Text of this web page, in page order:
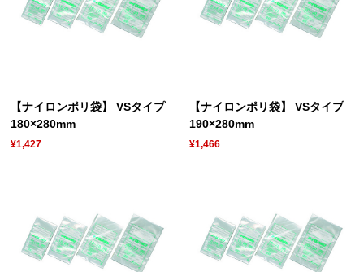
【ナイロンポリ袋】 VSタイプ
180×280mm
¥1,427
【ナイロンポリ袋】 VSタイプ
190×280mm
¥1,466